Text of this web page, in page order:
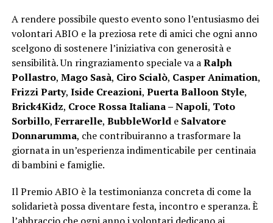
A rendere possibile questo evento sono l’entusiasmo dei
volontari ABIO e la preziosa rete di amici che ogni anno
scelgono di sostenere l’iniziativa con generosità e
sensibilità. Un ringraziamento speciale va aRalph
Pollastro, Mago Sasà, Ciro Scialò, Casper Animation,
Frizzi Party, Iside Creazioni, Puerta Balloon Style,
Brick4Kidz, Croce Rossa Italiana – Napoli, Toto
Sorbillo,Ferrarelle, BubbleWorlde Salvatore
Donnarumma, che contribuiranno a trasformare la
giornata in un’esperienza indimenticabile per centinaia
di bambini e famiglie.
Il Premio ABIO è la testimonianza concreta di come la
solidarietà possa diventare festa, incontro e speranza. È